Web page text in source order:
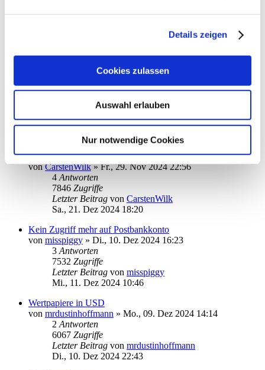
Details zeigen
Cookies zulassen
Auswahl erlauben
Nur notwendige Cookies
vongspas»Fr., 20. Dez 2024 09:27
Antworten
Letzter Beitragvongspas
Sa., 21. Dez 2024 20:27
Kreditkarten Abfrage - keine Dokumentenordner gefunden
vonCarstenWilk»Fr., 29. Nov 2024 22:56
4 Antworten
7846 Zugriffe
Letzter Beitrag von CarstenWilk
Sa., 21. Dez 2024 18:20
Kein Zugriff mehr auf Postbankkonto
von misspiggy » Di., 10. Dez 2024 16:23
3 Antworten
7532 Zugriffe
Letzter Beitrag von misspiggy
Mi., 11. Dez 2024 10:46
Wertpapiere in USD
von mrdustinhoffmann » Mo., 09. Dez 2024 14:14
2 Antworten
6067 Zugriffe
Letzter Beitrag von mrdustinhoffmann
Di., 10. Dez 2024 22:43